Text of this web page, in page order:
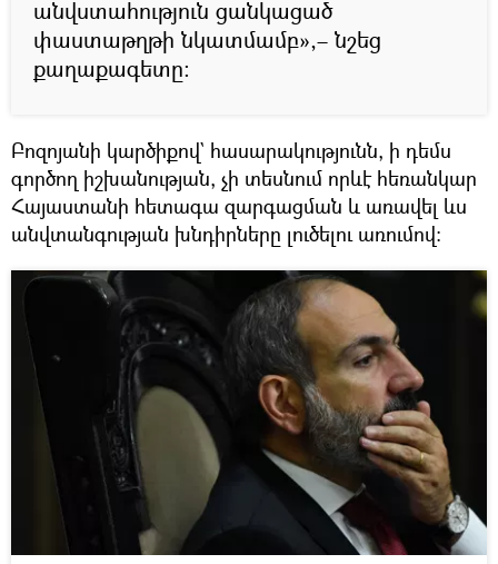
անվստահություն ցանկացած
փաստաթղթի նկատմամբ»,– նշեց
քաղաքագետը։
Բոզոյանի կարծիքով` հասարակությունն, ի դեմս
գործող իշխանության, չի տեսնում որևէ հեռանկար
Հայաստանի հետագա զարգացման և առավել ևս
անվտանգության խնդիրները լուծելու առումով։